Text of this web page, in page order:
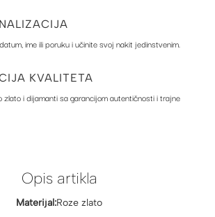
ime ili poruku i učinite svoj nakit jedinstvenim.
KVALITETA
zlato i dijamanti sa garancijom autentičnosti i trajne
Opis artikla
Materijal:Roze zlato